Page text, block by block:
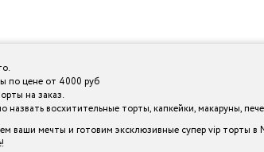
по цене от 4000 руб
на заказ.
назвать восхитительные торты, капкейки, макаруны,
ваши мечты и готовим эксклюзивные супер vip торты в